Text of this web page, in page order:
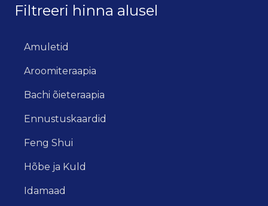
Filtreeri hinna alusel
Amuletid
Aroomiteraapia
Bachi õieteraapia
Ennustuskaardid
Feng Shui
Hõbe ja Kuld
Idamaad